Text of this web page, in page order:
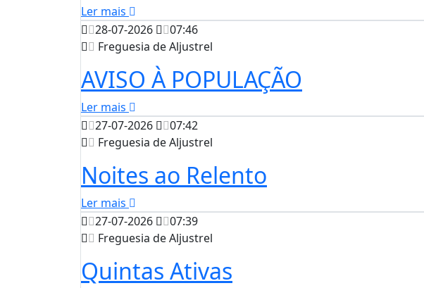
Ler mais
28-07-2026
07:46
Freguesia de Aljustrel
AVISO À POPULAÇÃO
Ler mais
27-07-2026
07:42
Freguesia de Aljustrel
Noites ao Relento
Ler mais
27-07-2026
07:39
Freguesia de Aljustrel
Quintas Ativas